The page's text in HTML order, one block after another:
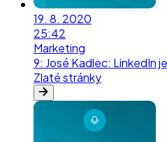
19. 8. 2020
25:42
Marketing
9: José Kadlec: LinkedIn
Zlaté stránky